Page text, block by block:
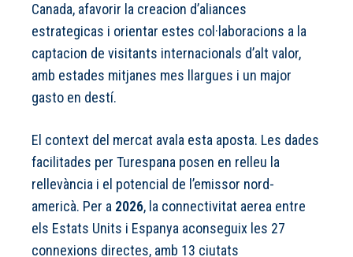
Canada, afavorir la creacion d’aliances
estrategicas i orientar estes col·laboracions a la
captacion de visitants internacionals d’alt valor,
amb estades mitjanes mes llargues i un major
gasto en destí.
El context del mercat avala esta aposta. Les dades
facilitades per Turespana posen en relleu la
rellevància i el potencial de l’emissor nord-
americà. Per a 2026, la connectivitat aerea entre
els Estats Units i Espanya aconseguix les 27
connexions directes, amb 13 ciutats